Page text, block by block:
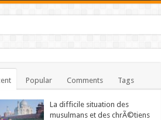
Popular Comments Tags
La difficile situation des
musulmans et des chrÃ©tiens